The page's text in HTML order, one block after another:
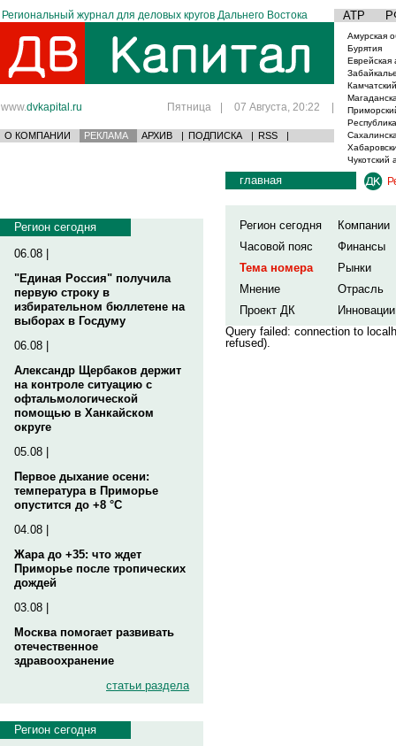
Региональный журнал для деловых кругов Дальнего Востока АТР
www.dvkapital.ru Пятница | 07 Августа, 20:22 |
О КОМПАНИИ РЕКЛАМА АРХИВ | ПОДПИСКА | RSS |
Амурская
Бурятия
Еврейская
Чукотский
Регион сегодня
06.08 |
"Единая Россия" получила
первую строку в
избирательном бюллетене на
выборах в Госдуму
06.08 |
Александр Щербаков держит
на контроле ситуацию с
офтальмологической
помощью в Ханкайском
округе
05.08 |
Первое дыхание осени:
температура в Приморье
опустится до +8 °C
04.08 |
Жара до +35: что ждет
Приморье после тропических
дождей
03.08 |
Москва помогает развивать
отечественное
здравоохранение
статьи раздела
Регион сегодня
главная
Регион сегодня
Компании
Часовой пояс
Финансы
Тема номера
Рынки
Мнение
Отрасль
Проект ДК
Инновации
Query failed: connection to
refused).